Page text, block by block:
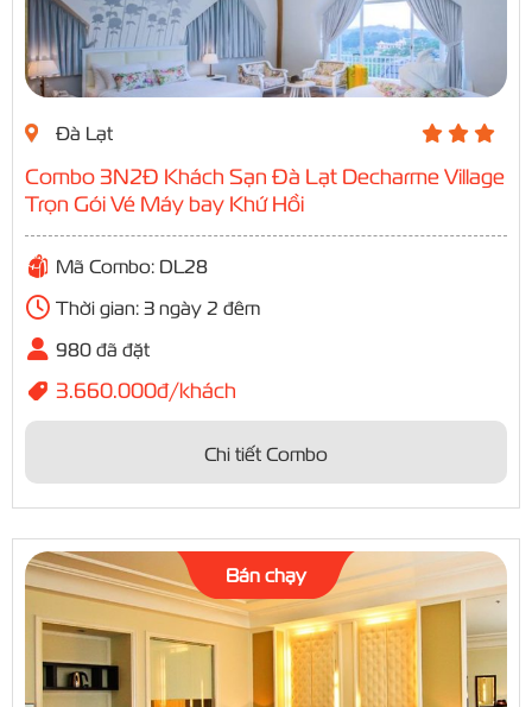
Đà Lạt
Combo 3N2Đ Khách Sạn Đà Lạt Decharme Village
Trọn Gói Vé Máy bay Khứ Hồi
Mã Combo: DL28
Thời gian: 3 ngày 2 đêm
980 đã đặt
3.660.000đ/khách
Chi tiết Combo
Bán chạy